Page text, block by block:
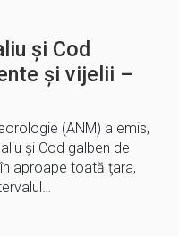
şi Cod
şi vijelii –
(ANM) a emis,
şi Cod galben de
aproape toată ţara,